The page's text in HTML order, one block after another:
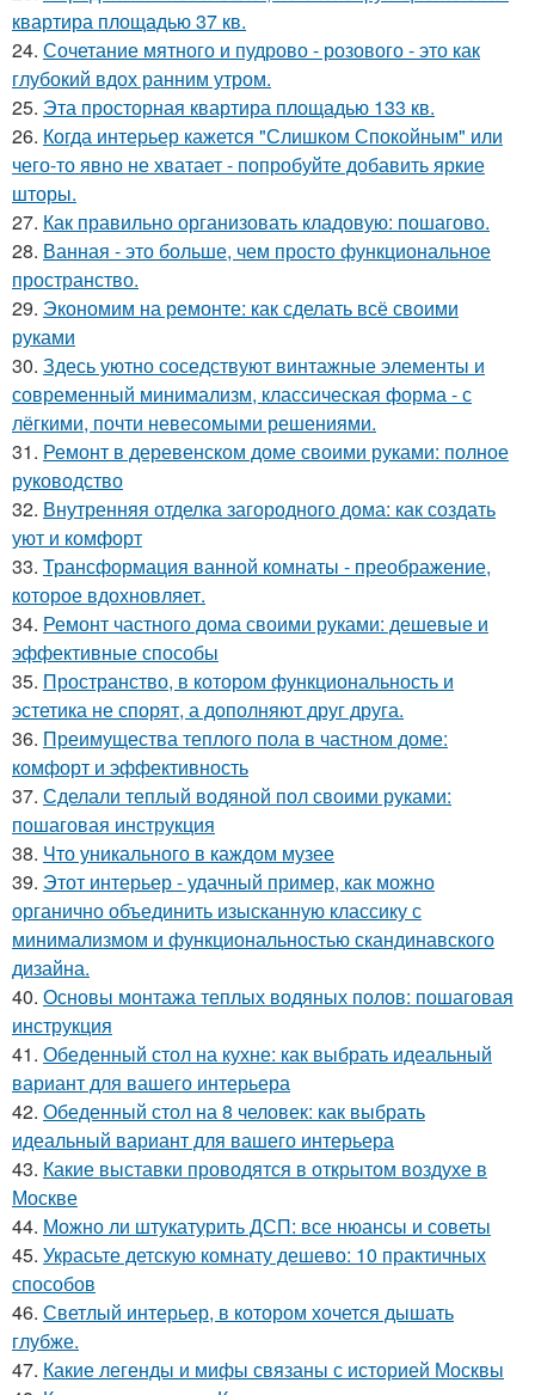
квартира площадью 37 кв.
24. Сочетание мятного и пудрово - розового - это как
глубокий вдох ранним утром.
25. Эта просторная квартира площадью 133 кв.
26. Когда интерьер кажется "Слишком Спокойным" или
чего-то явно не хватает - попробуйте добавить яркие
шторы.
27. Как правильно организовать кладовую: пошагово.
28. Ванная - это больше, чем просто функциональное
пространство.
29. Экономим на ремонте: как сделать всё своими
руками
30. Здесь уютно соседствуют винтажные элементы и
современный минимализм, классическая форма - с
лёгкими, почти невесомыми решениями.
31. Ремонт в деревенском доме своими руками: полное
руководство
32. Внутренняя отделка загородного дома: как создать
уют и комфорт
33. Трансформация ванной комнаты - преображение,
которое вдохновляет.
34. Ремонт частного дома своими руками: дешевые и
эффективные способы
35. Пространство, в котором функциональность и
эстетика не спорят, а дополняют друг друга.
36. Преимущества теплого пола в частном доме:
комфорт и эффективность
37. Сделали теплый водяной пол своими руками:
пошаговая инструкция
38. Что уникального в каждом музее
39. Этот интерьер - удачный пример, как можно
органично объединить изысканную классику с
минимализмом и функциональностью скандинавского
дизайна.
40. Основы монтажа теплых водяных полов: пошаговая
инструкция
41. Обеденный стол на кухне: как выбрать идеальный
вариант для вашего интерьера
42. Обеденный стол на 8 человек: как выбрать
идеальный вариант для вашего интерьера
43. Какие выставки проводятся в открытом воздухе в
Москве
44. Можно ли штукатурить ДСП: все нюансы и советы
45. Украсьте детскую комнату дешево: 10 практичных
способов
46. Светлый интерьер, в котором хочется дышать
глубже.
47. Какие легенды и мифы связаны с историей Москвы